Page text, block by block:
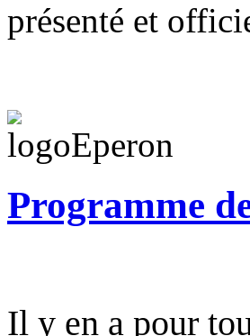
présenté et
Programme
Il y en a pour